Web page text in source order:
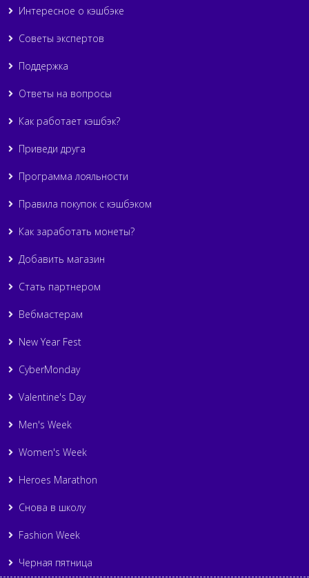
Интересное о кэшбэке
Советы экспертов
Поддержка
Ответы на вопросы
Как работает кэшбэк?
Приведи друга
Программа лояльности
Правила покупок с кэшбэком
Как заработать монеты?
Добавить магазин
Стать партнером
Вебмастерам
New Year Fest
CyberMonday
Valentine's Day
Men's Week
Women's Week
Heroes Marathon
Снова в школу
Fashion Week
Черная пятница